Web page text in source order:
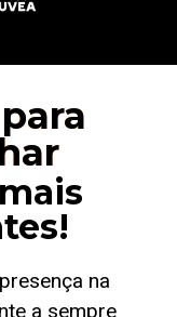
na
a sempre